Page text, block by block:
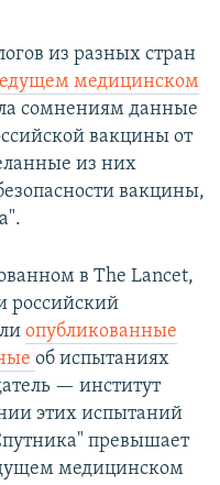
из разных стран
медицинском
сомнениям данные
вакцины от
из них
вакцины,
в The Lancet,
российский
опубликованные
об испытаниях
— институт
этих испытаний
превышает
медицинском